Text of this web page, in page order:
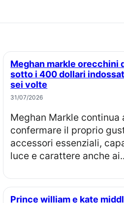
Meghan markle orecchini dorati
sotto i 400 dollari
sei volte
31/07/2026
Meghan Markle continua a
confermare il proprio
accessori essenziali,
luce e carattere anche
Prince william e kate middleton look